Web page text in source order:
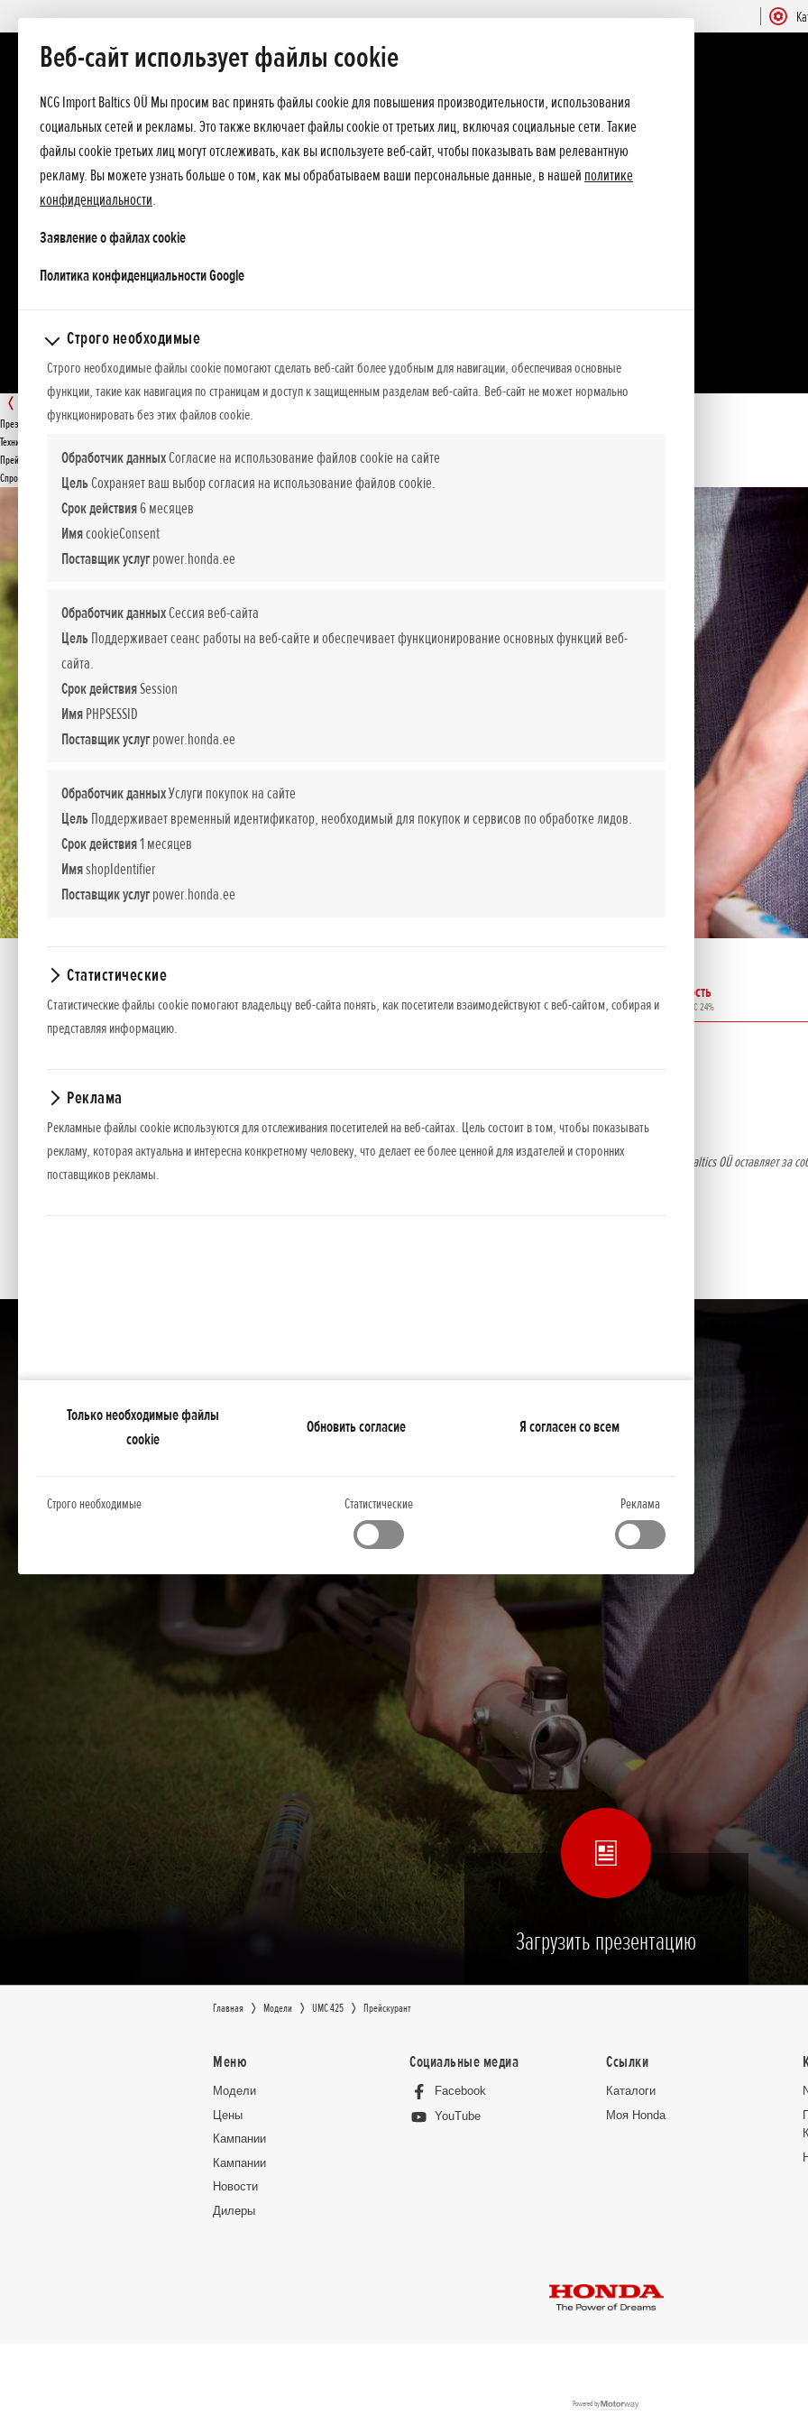
Веб-сайт использует файлы cookie
NCG Import Baltics OÜ Мы просим вас принять файлы cookie для повышения производительности, использования
социальных сетей и рекламы. Это также включает файлы cookie от третьих лиц, включая социальные сети. Такие
файлы cookie третьих лиц могут отслеживать, как вы используете веб-сайт, чтобы показывать вам релевантную
рекламу. Вы можете узнать больше о том, как мы обрабатываем ваши персональные данные, в нашей политике
конфиденциальности.
Заявление о файлах cookie
Политика конфиденциальности Googleopens in a new tab
Строго необходимые
Строго необходимые файлы cookie помогают сделать веб-сайт более удобным для навигации, обеспечивая основные
функции, такие как навигация по страницам и доступ к защищенным разделам веб-сайта. Веб-сайт не может нормально
функционировать без этих файлов cookie.
Обработчик данныхСогласие на использование файлов cookie на сайте
ЦельСохраняет ваш выбор согласия на использование файлов cookie.
Срок действия6 месяцев
ИмяcookieConsent
Поставщик услугpower.honda.ee
Обработчик данныхСессия веб-сайта
ЦельПоддерживает сеанс работы на веб-сайте и обеспечивает функционирование основных функций веб-
сайта.
Срок действияSession
ИмяPHPSESSID
Поставщик услугpower.honda.ee
Обработчик данныхУслуги покупок на сайте
ЦельПоддерживает временный идентификатор, необходимый для покупок и сервисов по обработке лидов.
Срок действия1 месяцев
ИмяshopIdentifier
Поставщик услугpower.honda.ee
Статистические
Статистические файлы cookie помогают владельцу веб-сайта понять, как посетители взаимодействуют с веб-сайтом, собирая и
представляя информацию.
Реклама
Рекламные файлы cookie используются для отслеживания посетителей на веб-сайтах. Цель состоит в том, чтобы показывать
рекламу, которая актуальна и интересна конкретному человеку, что делает ее более ценной для издателей и сторонних
поставщиков рекламы.
Только необходимые файлы
cookie
Обновить согласие Я согласен со всем
Строго необходимые Статистические Реклама
UMC 425
Презентация
Технические данные
Прейскурант
Спросите подробнее
UMC 425 Двигатель л.с.
Стоимость
EUR вкл. НДС 24%
Представленные цены, базовая комплектация и пакет дополнительного оборудования носят информативный характер. NCG Import Baltics OÜ оставляет за
оборудования или прекратить продажу какой-то модели без предварительного уведомления.
Цены содержат налог с оборота.
Загрузить презентацию
Главная Moдeли UMC 425 Прейскурант
Меню
Moдeли
Цeны
Кампании
Кампании
Новocти
Дилеры
Социальные медиа
Facebook
YouTube
Ссылки
Каталоги
Moя Honda
Powered by